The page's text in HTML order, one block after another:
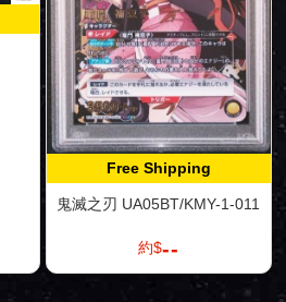
Free Shipping
鬼滅之刃 UA05BT/KMY-1-011
約$--